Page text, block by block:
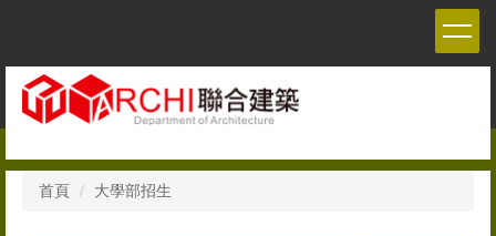
要
內
首頁 大學部招生